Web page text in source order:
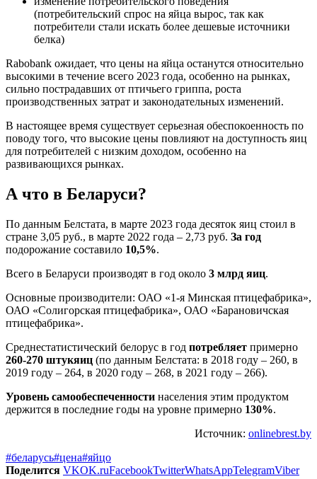
(потребительский спрос на яйца вырос, так как
потребители стали искать более дешевые источники
белка)
Rabobank ожидает, что цены на яйца останутся относительно
высокими в течение всего 2023 года, особенно на рынках,
сильно пострадавших от птичьего гриппа, роста
производственных затрат и законодательных изменений.
В настоящее время существует серьезная обеспокоенность по
поводу того, что высокие цены повлияют на доступность яиц
для потребителей с низким доходом, особенно на
развивающихся рынках.
А что в Беларуси?
По данным Белстата, в марте 2023 года десяток яиц стоил в
стране 3,05 руб., в марте 2022 года – 2,73 руб. За год
подорожание составило 10,5%.
Всего в Беларуси производят в год около 3 млрд яиц.
Основные производители: ОАО «1-я Минская птицефабрика»,
ОАО «Солигорская птицефабрика», ОАО «Барановичская
птицефабрика».
Среднестатистический белорус в год потребляет примерно
260-270 штукяиц (по данным Белстата: в 2018 году – 260, в
2019 году – 264, в 2020 году – 268, в 2021 году – 266).
Уровень самообеспеченности населения этим продуктом
держится в последние годы на уровне примерно 130%.
Источник: onlinebrest.by
#беларусь#цена#яйцо
Поделится VKOK.ruFacebookTwitterWhatsAppTelegramViber